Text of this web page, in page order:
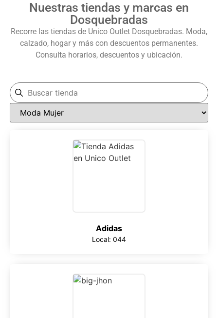
Nuestras tiendas y marcas en
Dosquebradas
Recorre las tiendas de Unico Outlet Dosquebradas. Moda,
calzado, hogar y más con descuentos permanentes.
Consulta horarios, descuentos y ubicación.
Adidas
Local: 044